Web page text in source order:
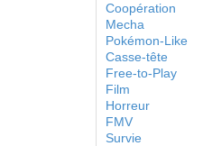
Coopération
Mecha
Pokémon-Like
Casse-tête
Free-to-Play
Film
Horreur
FMV
Survie